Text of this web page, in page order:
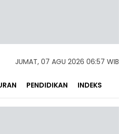
JUMAT, 07 AGU 2026 06:57 WIB
PENDIDIKAN INDEKS